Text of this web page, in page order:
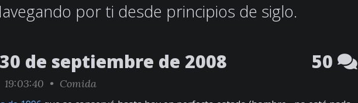
por ti desde principios de siglo.
de septiembre de 2008 50
19:03:40 • Comida